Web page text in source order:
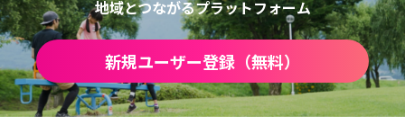
地域とつながるプラットフォーム
新規ユーザー登録（無料）